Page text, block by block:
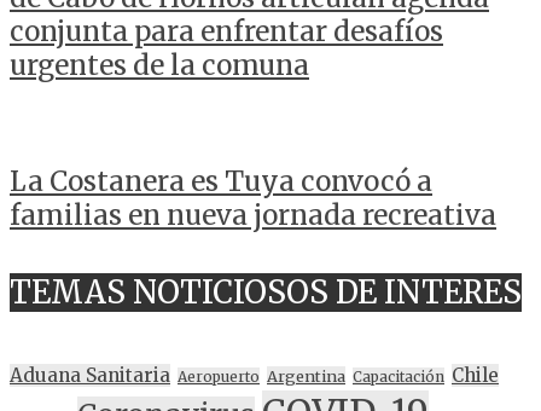
conjunta para enfrentar desafíos
urgentes de la comuna
La Costanera es Tuya convocó a
familias en nueva jornada recreativa
TEMAS NOTICIOSOS DE INTERES
Aduana Sanitaria Aeropuerto Argentina Capacitación Chile